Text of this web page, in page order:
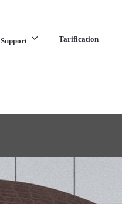
Support Tarification